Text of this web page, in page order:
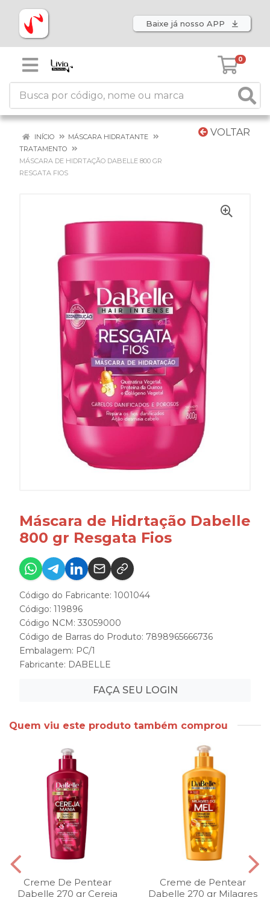
Baixe já nosso APP
0
VOLTAR
INÍCIO
MÁSCARA HIDRATANTE
TRATAMENTO
MÁSCARA DE HIDRTAÇÃO DABELLE 800 GR
RESGATA FIOS
Máscara de Hidrtação Dabelle
800 gr Resgata Fios
Código do Fabricante: 1001044
Código: 119896
Código NCM: 33059000
Código de Barras do Produto: 7898965666736
Embalagem: PC/1
Fabricante: DABELLE
FAÇA SEU LOGIN
Quem viu este produto também comprou
Creme De Pentear
Dabelle 270 gr Cereja
Creme de Pentear
Dabelle 270 gr Milagres